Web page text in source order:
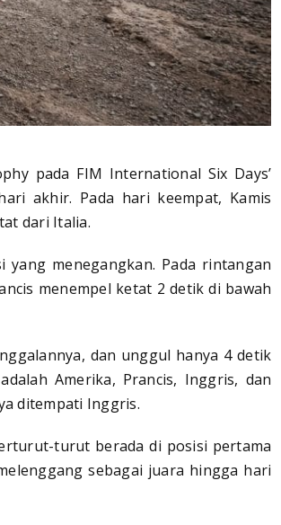
pada FIM International Six Days’
akhir. Pada hari keempat, Kamis
dari Italia.
menegangkan. Pada rintangan
menempel ketat 2 detik di bawah
dan unggul hanya 4 detik
Amerika, Prancis, Inggris, dan
ditempati Inggris.
turut berada di posisi pertama
sebagai juara hingga hari